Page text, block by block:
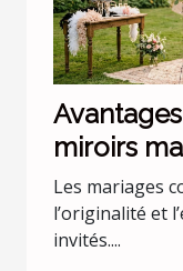
miroirs
mariages
Les mariages
l’originalité et
invités....